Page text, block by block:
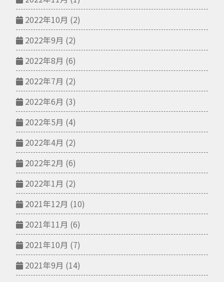
2022年10月 (2)
2022年9月 (2)
2022年8月 (6)
2022年7月 (2)
2022年6月 (3)
2022年5月 (4)
2022年4月 (2)
2022年2月 (6)
2022年1月 (2)
2021年12月 (10)
2021年11月 (6)
2021年10月 (7)
2021年9月 (14)